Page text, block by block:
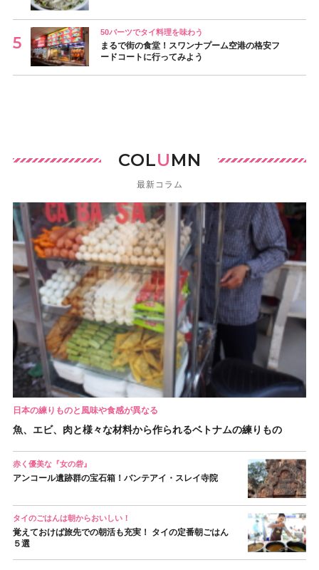
50バーツでタイ料理を味わう
まるで街の食堂！スワンナプーム空港の格安フ
ードコートに行ってみよう
COLUMN
最新コラム
日本の練りものと風味や食感が異なる
魚、エビ、肉と様々な材料から作られるベトナムの練りもの
赤く優美な『女の砦』
アンコール遺跡群の宝石箱！バンテアイ・スレイ寺院
タイのごはんは朝からおいしい！
覚えておけば旅先での朝活も充実！ タイの定番朝ごはん
５選